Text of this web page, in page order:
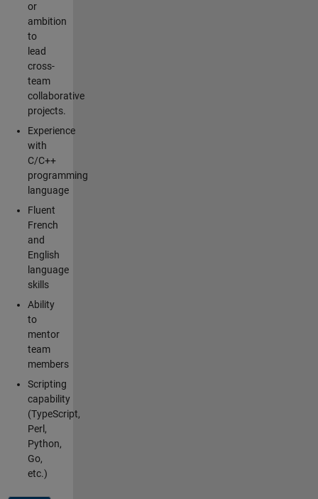
or
ambition
to
lead
cross-
team
collaborative
projects.
Experience
with
C/C++
programming
language
Fluent
French
and
English
language
skills
Ability
to
mentor
team
members
Scripting
capability
(TypeScript,
Perl,
Python,
Go,
etc.)